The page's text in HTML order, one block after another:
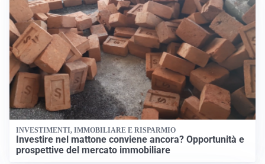
INVESTIMENTI, IMMOBILIARE E RISPARMIO
Investire nel mattone conviene ancora? Opportunità e
prospettive del mercato immobiliare